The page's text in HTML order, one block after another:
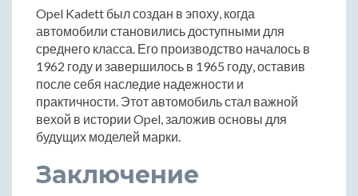
Opel Kadett был создан в эпоху, когда
автомобили становились доступными для
среднего класса. Его производство началось в
1962 году и завершилось в 1965 году, оставив
после себя наследие надежности и
практичности. Этот автомобиль стал важной
вехой в истории Opel, заложив основы для
будущих моделей марки.
Заключение